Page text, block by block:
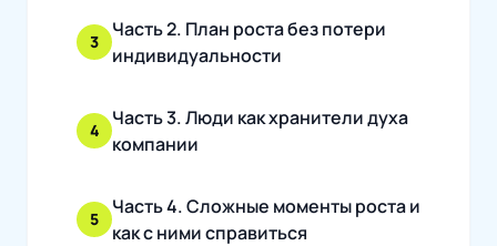
3
Часть 2. План роста без потери
индивидуальности
4
Часть 3. Люди как хранители духа
компании
5
Часть 4. Сложные моменты роста и
как с ними справиться